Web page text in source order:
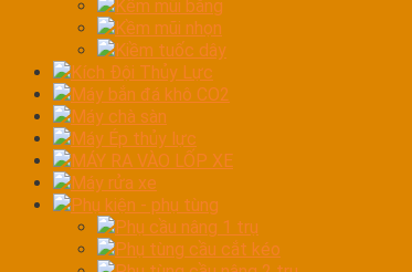
Kềm mũi bằng
Kềm mũi nhọn
Kiềm tuốc dây
Kích Đội Thủy Lực
Máy bắn đá khô CO2
Máy chà sàn
Máy Ép thủy lực
MÁY RA VÀO LỐP XE
Máy rửa xe
Phụ kiện - phụ tùng
Phụ cầu nâng 1 trụ
Phụ tùng cầu cắt kéo